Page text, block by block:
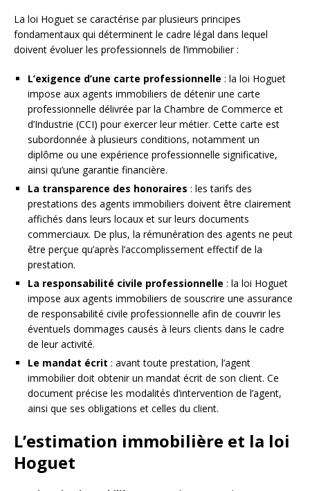
La loi Hoguet se caractérise par plusieurs principes
fondamentaux qui déterminent le cadre légal dans lequel
doivent évoluer les professionnels de l’immobilier :
L’exigence d’une carte professionnelle : la loi Hoguet
impose aux agents immobiliers de détenir une carte
professionnelle délivrée par la Chambre de Commerce et
d’Industrie (CCI) pour exercer leur métier. Cette carte est
subordonnée à plusieurs conditions, notamment un
diplôme ou une expérience professionnelle significative,
ainsi qu’une garantie financière.
La transparence des honoraires : les tarifs des
prestations des agents immobiliers doivent être clairement
affichés dans leurs locaux et sur leurs documents
commerciaux. De plus, la rémunération des agents ne peut
être perçue qu’après l’accomplissement effectif de la
prestation.
La responsabilité civile professionnelle : la loi Hoguet
impose aux agents immobiliers de souscrire une assurance
de responsabilité civile professionnelle afin de couvrir les
éventuels dommages causés à leurs clients dans le cadre
de leur activité.
Le mandat écrit : avant toute prestation, l’agent
immobilier doit obtenir un mandat écrit de son client. Ce
document précise les modalités d’intervention de l’agent,
ainsi que ses obligations et celles du client.
L’estimation immobilière et la loi
Hoguet